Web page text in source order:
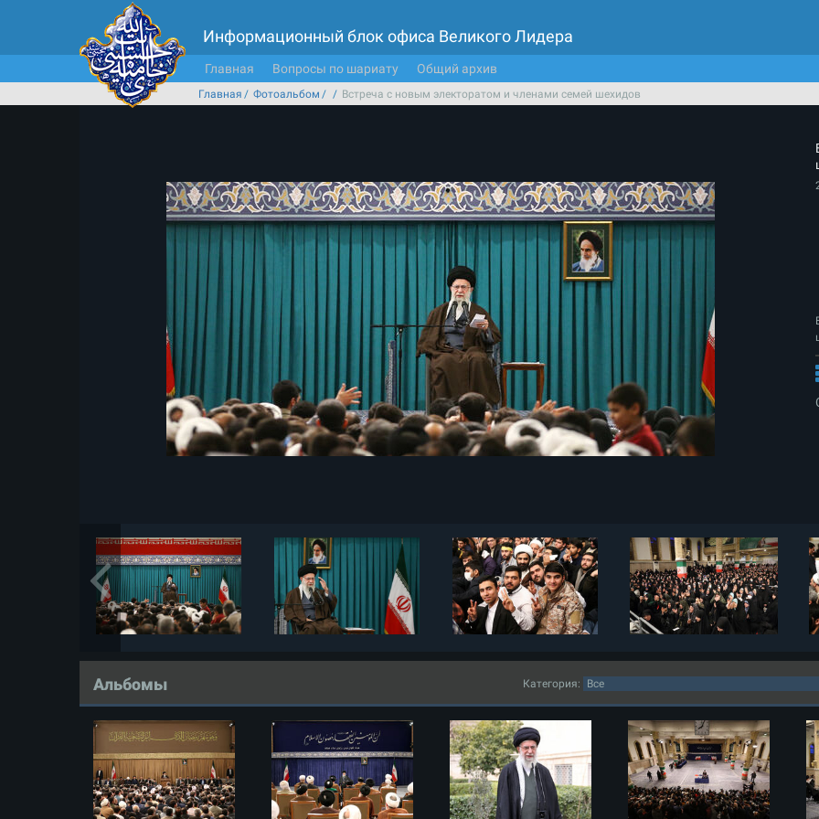
Информационный блок офиса Великого Лидера
Главная Вопросы по шариату Общий архив
Главная Фотоальбом Встреча с новым электоратом и членами семей шехидов
Альбомы Категория: